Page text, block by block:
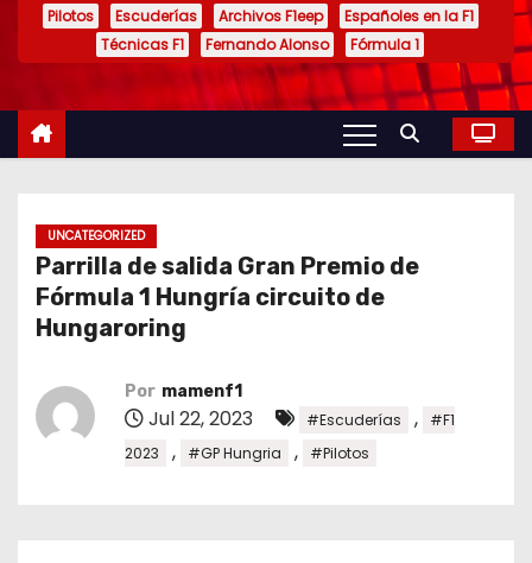
i
Pilotos Escuderías Archivos F1eep
Españoles en la F1
Técnicas F1
Fernando Alonso Fórmula 1
UNCATEGORIZED
Parrilla de salida Gran Premio de
Fórmula 1 Hungría circuito de
Hungaroring
Por mamenf1
Jul 22, 2023 #Escuderías ,
#F1
2023
, #GP Hungria , #Pilotos